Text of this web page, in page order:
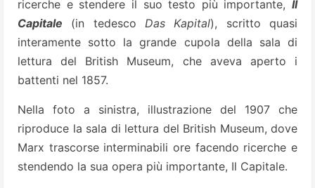
ricerche e stendere il suo testo più importante, Il
Capitale (in tedesco Das Kapital), scritto quasi
interamente sotto la grande cupola della sala di
lettura del British Museum, che aveva aperto i
battenti nel 1857.
Nella foto a sinistra, illustrazione del 1907 che
riproduce la sala di lettura del British Museum, dove
Marx trascorse interminabili ore facendo ricerche e
stendendo la sua opera più importante, Il Capitale.